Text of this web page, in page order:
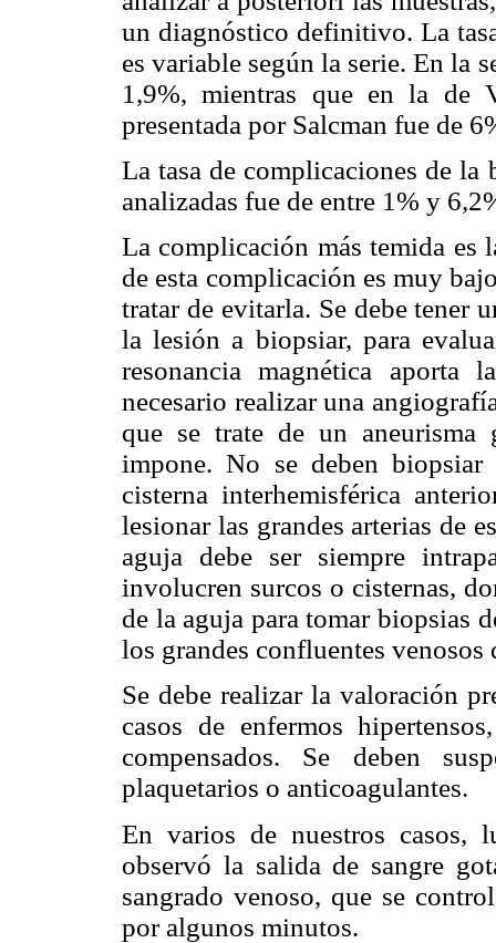
un diagnóstico definitivo. La
es variable según la serie. En la
1,9%, mientras que en la de
presentada por Salcman fue de
La tasa de complicaciones de la
analizadas fue de entre 1% y
La complicación más temida es
de esta complicación es muy
tratar de evitarla. Se debe tener
la lesión a biopsiar, para
resonancia magnética aporta
necesario realizar una
que se trate de un aneurisma
impone. No se deben
cisterna interhemisférica
lesionar las grandes arterias de
aguja debe ser siempre
involucren surcos o cisternas,
de la aguja para tomar biopsias
los grandes confluentes venosos
Se debe realizar la valoración
casos de enfermos
compensados. Se deben
plaquetarios o anticoagulantes.
En varios de nuestros casos,
observó la salida de sangre
sangrado venoso, que se
por algunos minutos.